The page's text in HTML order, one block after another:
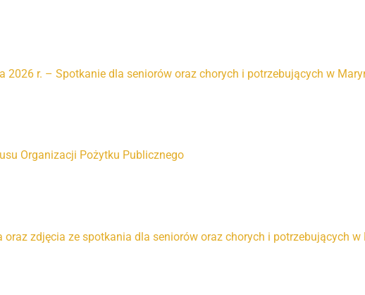
2026 r. – Spotkanie dla seniorów oraz chorych i potrzebujących w
Organizacji Pożytku Publicznego
oraz zdjęcia ze spotkania dla seniorów oraz chorych i potrzebujących w